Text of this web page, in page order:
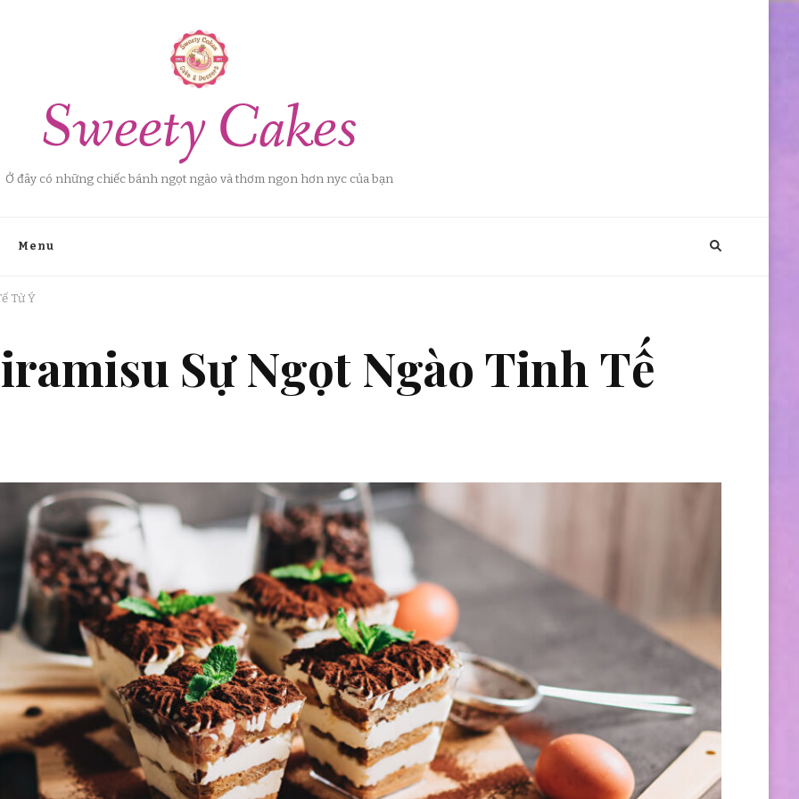
Sweety Cakes
Ở đây có những chiếc bánh ngọt ngào và thơm ngon hơn nyc của bạn
Menu
Từ Ý
Sự Ngọt Ngào Tinh Tế